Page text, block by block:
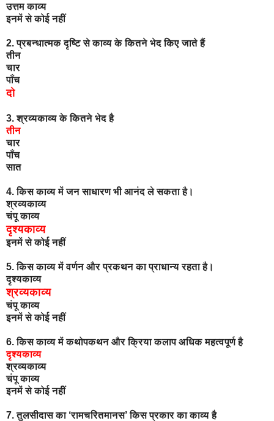
उत्तम काव्य
इनमें से कोई नहीं
2. प्रबन्धात्मक दृष्टि से काव्य के कितने भेद किए जाते हैं
तीन
चार
पाँच
दो
3. श्रव्यकाव्य के कितने भेद है
तीन
चार
पाँच
सात
4. किस काव्य में जन साधारण भी आनंद ले सकता है।
श्रव्यकाव्य
चंपू काव्य
दृश्यकाव्य
इनमें से कोई नहीं
5. किस काव्य में वर्णन और प्रकथन का प्राधान्य रहता है।
दृश्यकाव्य
श्रव्यकाव्य
चंपू काव्य
इनमें से कोई नहीं
6. किस काव्य में कथोपकथन और क्रिया कलाप अधिक महत्वपूर्ण है
दृश्यकाव्य
श्रव्यकाव्य
चंपू काव्य
इनमें से कोई नहीं
7. तुलसीदास का ‘रामचरितमानस’ किस प्रकार का काव्य है